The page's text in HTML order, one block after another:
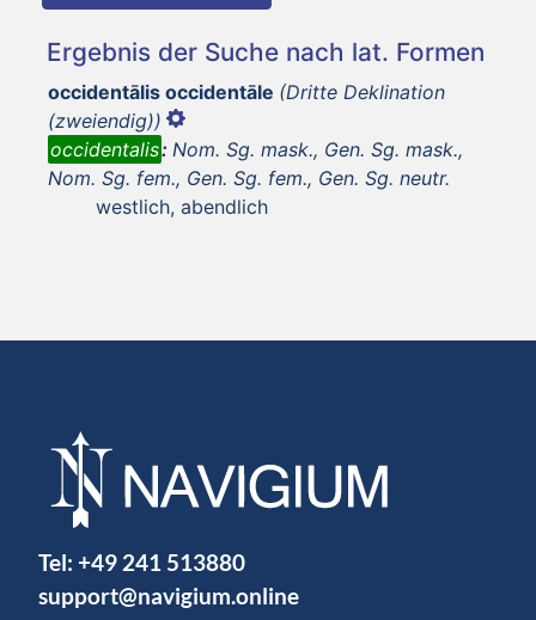
Ergebnis der Suche nach lat. Formen
occidentālis occidentāle (Dritte Deklination
(zweiendig))
occidentalis: Nom. Sg. mask., Gen. Sg. mask.,
Nom. Sg. fem., Gen. Sg. fem., Gen. Sg. neutr.
westlich, abendlich
Tel: +49 241 513880
support@navigium.online